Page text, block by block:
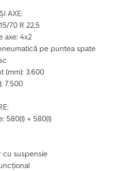
AXE:
70 R 22,5
axe: 4x2
pe puntea spate
(mm): 3.600
7.500
580(l) + 580(l)
cu suspensie